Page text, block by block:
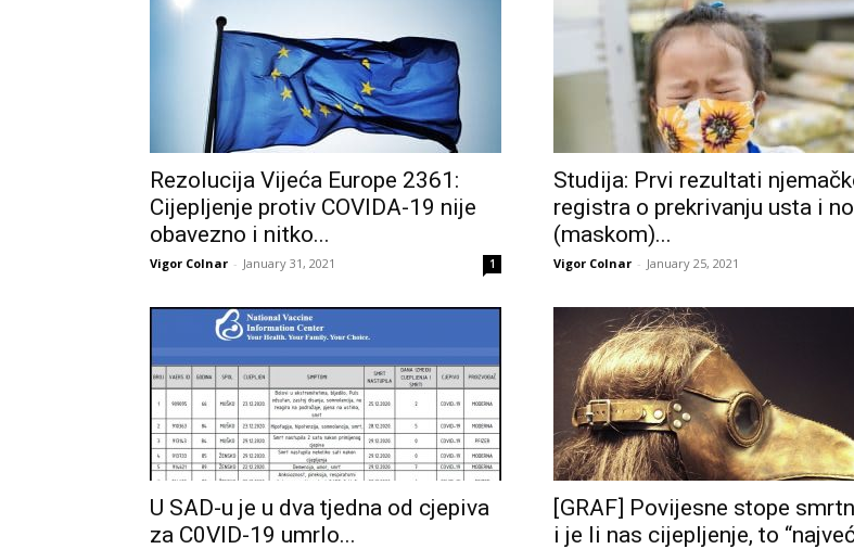
Rezolucija Vijeća Europe 2361:
Cijepljenje protiv COVIDA-19 nije
obavezno i nitko...
Vigor Colnar - January 31, 2021 1
Studija: Prvi rezultati
registra o prekrivanju usta i
(maskom)...
Vigor Colnar - January 25, 2021
U SAD-u je u dva tjedna od cjepiva
za C0VID-19 umrlo...
[GRAF] Povijesne stope
i je li nas cijepljenje, to